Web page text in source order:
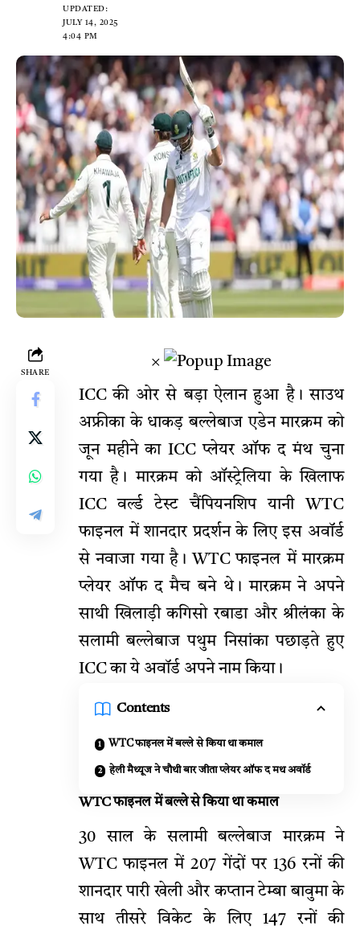
UPDATED:
JULY 14, 2025
4:04 PM
SHARE
×
ICC की ओर से बड़ा ऐलान हुआ है। साउथ
अफ्रीका के धाकड़ बल्लेबाज एडेन मारक्रम को
जून महीने का ICC प्लेयर ऑफ द मंथ चुना
गया है। मारक्रम को ऑस्ट्रेलिया के खिलाफ
ICC वर्ल्ड टेस्ट चैंपियनशिप यानी WTC
फाइनल में शानदार प्रदर्शन के लिए इस अवॉर्ड
से नवाजा गया है। WTC फाइनल में मारक्रम
प्लेयर ऑफ द मैच बने थे। मारक्रम ने अपने
साथी खिलाड़ी कगिसो रबाडा और श्रीलंका के
सलामी बल्लेबाज पथुम निसांका पछाड़ते हुए
ICC का ये अवॉर्ड अपने नाम किया।
Contents
WTC फाइनल में बल्ले से किया था कमाल
हेली मैथ्यूज ने चौथी बार जीता प्लेयर ऑफ द मथ अवॉर्ड
WTC फाइनल में बल्ले से किया था कमाल
30 साल के सलामी बल्लेबाज मारक्रम ने
WTC फाइनल में 207 गेंदों पर 136 रनों की
शानदार पारी खेली और कप्तान टेम्बा बावुमा के
साथ तीसरे विकेट के लिए 147 रनों की